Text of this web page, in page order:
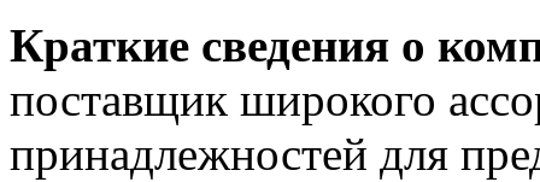
Краткие сведения о
поставщик широкого
принадлежностей для